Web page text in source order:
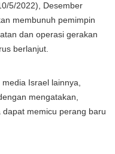
5/2022), Desember
membunuh pemimpin
dan operasi gerakan
berlanjut.
Israel lainnya,
mengatakan,
memicu perang baru